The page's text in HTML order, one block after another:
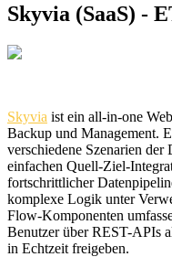
Skyvia (SaaS) -
Skyvia ist ein all-in-one
Backup und Management.
verschiedene Szenarien
einfachen Quell-Ziel-
fortschrittlicher
komplexe Logik unter
Flow-Komponenten
Benutzer über REST-APIs
in Echtzeit freigeben.